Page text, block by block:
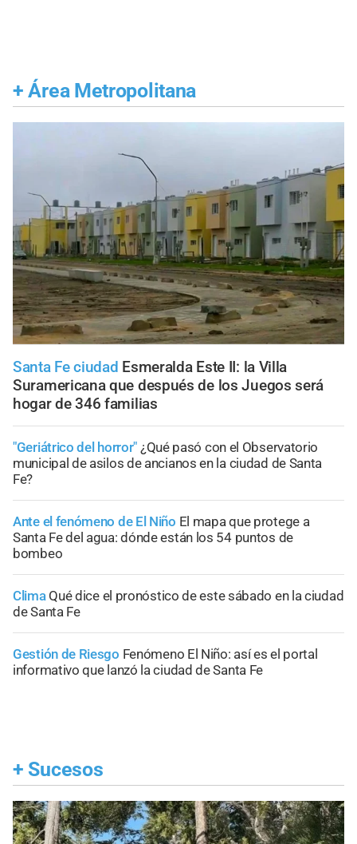
+ Área Metropolitana
Santa Fe ciudad Esmeralda Este II: la Villa
Suramericana que después de los Juegos será
hogar de 346 familias
"Geriátrico del horror" ¿Qué pasó con el Observatorio
municipal de asilos de ancianos en la ciudad de Santa
Fe?
Ante el fenómeno de El Niño El mapa que protege a
Santa Fe del agua: dónde están los 54 puntos de
bombeo
Clima Qué dice el pronóstico de este sábado en la ciudad
de Santa Fe
Gestión de Riesgo Fenómeno El Niño: así es el portal
informativo que lanzó la ciudad de Santa Fe
+ Sucesos